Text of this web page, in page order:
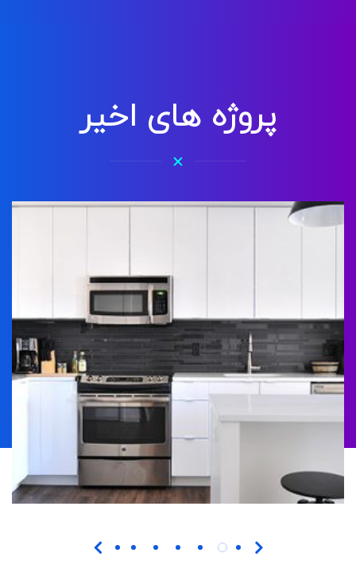
پروژه های اخیر